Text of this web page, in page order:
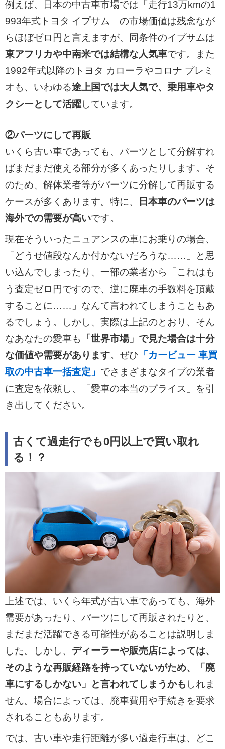
例えば、日本の中古車市場では「走行13万kmの1
993年式トヨタ イプサム」の市場価値は残念なが
らほぼゼロ円と言えますが、同条件のイプサムは
東アフリカや中南米では結構な人気車です。また
1992年式以降のトヨタ カローラやコロナ プレミ
オも、いわゆる途上国では大人気で、乗用車やタ
クシーとして活躍しています。
②パーツにして再販
いくら古い車であっても、パーツとして分解すれ
ばまだまだ使える部分が多くあったりします。そ
のため、解体業者等がパーツに分解して再販する
ケースが多くあります。特に、
日本車のパーツは
海外での需要が高いです。
現在そういったニュアンスの車にお乗りの場合、
「どうせ値段なんか付かないだろうな……」と思
い込んでしまったり、一部の業者から「これはも
う査定ゼロ円ですので、逆に廃車の手数料を頂戴
することに……」なんて言われてしまうこともあ
るでしょう。しかし、実際は上記のとおり、そん
なあなたの愛車も
「世界市場」で見た場合は十分
な価値や需要があります。ぜひ 「カービュー 車買
取の中古車一括査定」 でさまざまなタイプの業者
に査定を依頼し、「愛車の本当のプライス」を引
き出してください。
古くて過走行でも0円以上で買い取れ
る！？
上述では、いくら年式が古い車であっても、海外
需要があったり、パーツにして再販されたりと、
まだまだ活躍できる可能性があることは説明しま
した。しかし、 ディーラーや販売店によっては、
そのような再販経路を持っていないがため、「廃
車にするしかない」と言われてしまうかも しれま
せん。場合によっては、廃車費用や手続きを要求
されることもあります。
では、古い車や走行距離が多い過走行車は、どこ